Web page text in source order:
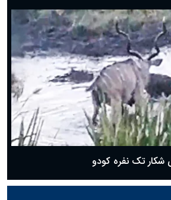
شکار تک نفره کودو